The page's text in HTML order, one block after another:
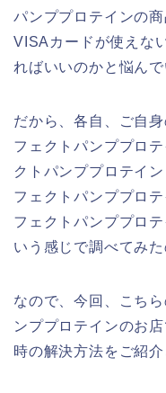
パンププロテインの
VISAカードが使えな
ればいいのかと悩ん
だから、各自、ご自
フェクトパンププロ
クトパンププロテイ
フェクトパンププロ
フェクトパンププロ
いう感じで調べてみた
なので、今回、こち
ンププロテインのお
時の解決方法をご紹